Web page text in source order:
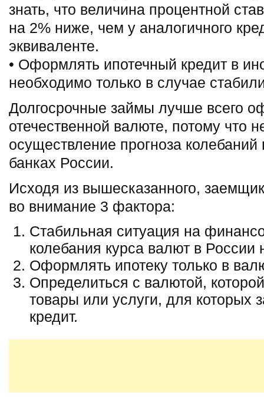
знать, что величина процентной
на 2% ниже, чем у аналогичного
эквиваленте.
• Оформлять ипотечный кредит в
необходимо только в случае
Долгосрочные займы лучше всего
отечественной валюте, потому что
осуществление прогноза
банках России.
Исходя из вышесказанного,
во внимание 3 фактора:
Стабильная ситуация на
колебания курса валют в России
Оформлять ипотеку только в
Определиться с валютой,
товары или услуги, для которых
кредит.